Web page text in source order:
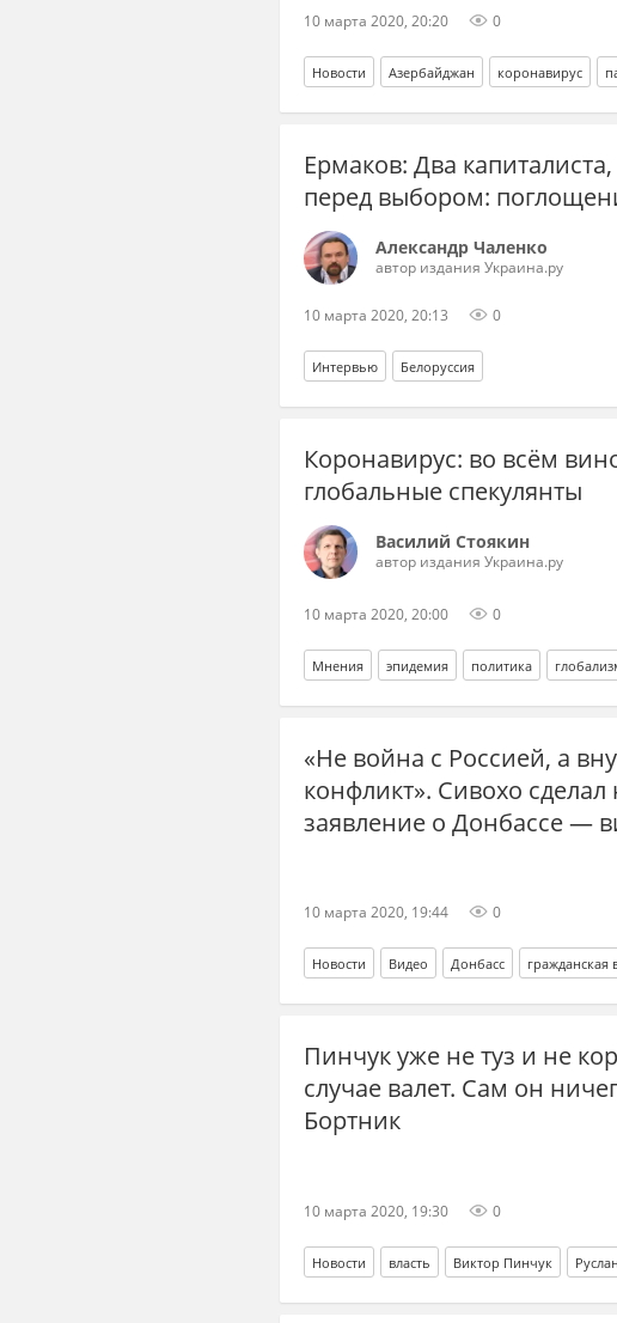
10 марта 2020, 20:20 0
Новости Азербайджан коронавирус
Ермаков: Два
перед выбором:
Александр Чаленко
автор издания Украина.ру
10 марта 2020, 20:13 0
Интервью Белоруссия
Коронавирус: во всём
глобальные спекулянты
Василий Стоякин
автор издания Украина.ру
10 марта 2020, 20:00 0
Мнения эпидемия политика
«Не война с Россией, а
конфликт». Сивохо
заявление о Донбассе —
10 марта 2020, 19:44 0
Новости Видео Донбасс гражданская
Пинчук уже не туз и не
случае валет. Сам он
Бортник
10 марта 2020, 19:30 0
Новости власть Виктор Пинчук